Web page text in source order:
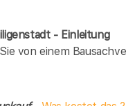
- Einleitung
von einem